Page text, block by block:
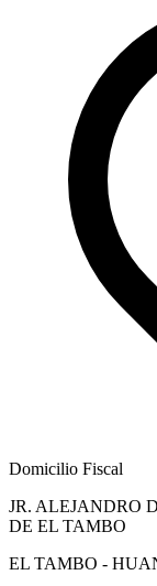
Domicilio Fiscal
JR. ALEJANDRO
DE EL TAMBO
EL TAMBO -